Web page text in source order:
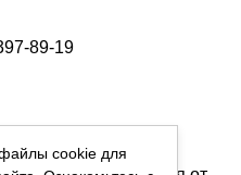
89-19
приведена в целях
cookie для